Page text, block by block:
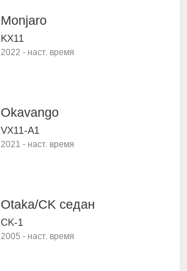
Monjaro
KX11
2022 - наст. время
Okavango
VX11-A1
2021 - наст. время
Otaka/CK седан
CK-1
2005 - наст. время